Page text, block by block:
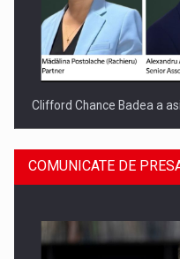
Clifford Chance Badea a
COMUNICATE DE